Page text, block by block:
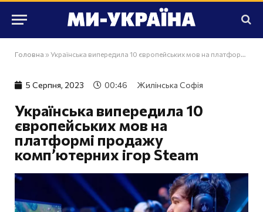
Головна » Українська випередила 10 європейських мов на платформі продажу комп’ютерних ігор Steam
5 Серпня, 2023 00:46 Жилінська Софія
Українська випередила 10
європейських мов на
платформі продажу
комп’ютерних ігор Steam